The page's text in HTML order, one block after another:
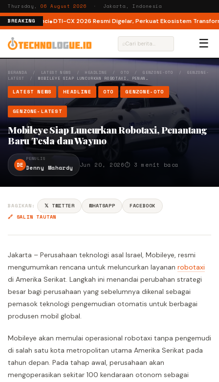
Thursday,06 August 2026 · Jakarta, Indonesia
BREAKING
98 Inci DTI-CX 2026 Resmi Digelar, Perkuat Ekosistem
⌕ ☰
BERANDA / LATEST NEWS / HEADLINE /OTO /GENZONE-OTO / GENZONE-
LATEST /MOBILEYE SIAP LUNCURKAN ROBOTAXI, PENAN…
LATEST NEWS HEADLINE OTO GENZONE-OTO
GENZONE-LATEST
Mobileye Siap Luncurkan Robotaxi, Penantang
Baru Tesla dan Waymo
DE
PENULIS
Denny Mahardy Jun 20, 2026⏱ 3 menit baca
BAGIKAN: 𝕏 TWITTER WHATSAPP
FACEBOOK
🔗 SALIN TAUTAN
Jakarta – Perusahaan teknologi asal Israel, Mobileye, resmi
mengumumkan rencana untuk meluncurkan layanan robotaxi
di Amerika Serikat. Langkah ini menandai perubahan strategi
besar bagi perusahaan yang sebelumnya dikenal sebagai
pemasok teknologi pengemudian otomatis untuk berbagai
produsen mobil global.
Mobileye akan memulai operasional robotaxi tanpa pengemudi
di salah satu kota metropolitan utama Amerika Serikat pada
tahun depan. Pada tahap awal, perusahaan akan
mengoperasikan sekitar 100 kendaraan otonom sebagai